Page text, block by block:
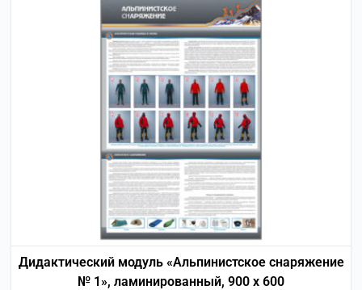
Дидактический модуль «Альпинистское снаряжение
№ 1», ламинированный, 900 х 600